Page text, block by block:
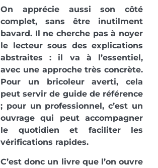
On apprécie aussi son côté
complet, sans être inutilment
bavard. Il ne cherche pas à noyer
le lecteur sous des explications
abstraites : il va à l’essentiel,
avec une approche très concrète.
Pour un bricoleur averti, cela
peut servir de guide de référence
; pour un professionnel, c’est un
ouvrage qui peut accompagner
le quotidien et faciliter les
vérifications rapides.
C’est donc un livre que l’on ouvre